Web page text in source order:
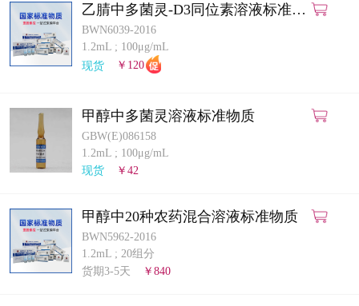
乙腈中多菌灵-D3同位素溶液标准物
质
BWN6039-2016
1.2mL ; 100μg/mL
现货
￥120
甲醇中多菌灵溶液标准物质
GBW(E)086158
1.2mL ; 100μg/mL
现货
￥42
甲醇中20种农药混合溶液标准物质
BWN5962-2016
1.2mL ; 20组分
货期3-5天
￥840
知识交流
公司主页
购物车
会员中心
返回主页